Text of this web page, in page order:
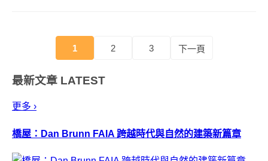
1
2 3 下一頁
最新文章 LATEST
更多 ›
橋屋：Dan Brunn FAIA 跨越時代與自然的建築新篇章